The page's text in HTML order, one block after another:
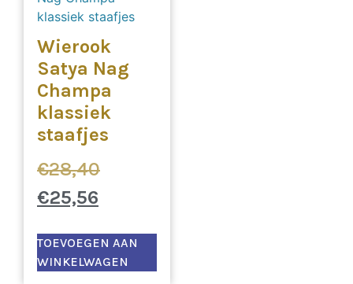
Wierook
Satya Nag
Champa
klassiek
staafjes
€28,40
€25,56
TOEVOEGEN AAN
WINKELWAGEN